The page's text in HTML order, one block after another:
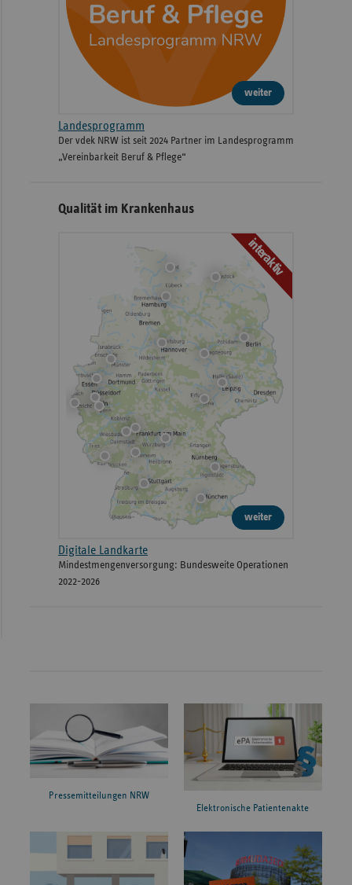
weiter
Landesprogramm
Der vdek NRW ist seit 2024 Partner im Landesprogramm
„Vereinbarkeit Beruf & Pflege“
Qualität im Krankenhaus
interaktiv
weiter
Digitale Landkarte
Mindestmengenversorgung: Bundesweite Operationen
2022-2026
Pressemitteilungen NRW
Elektronische Patientenakte